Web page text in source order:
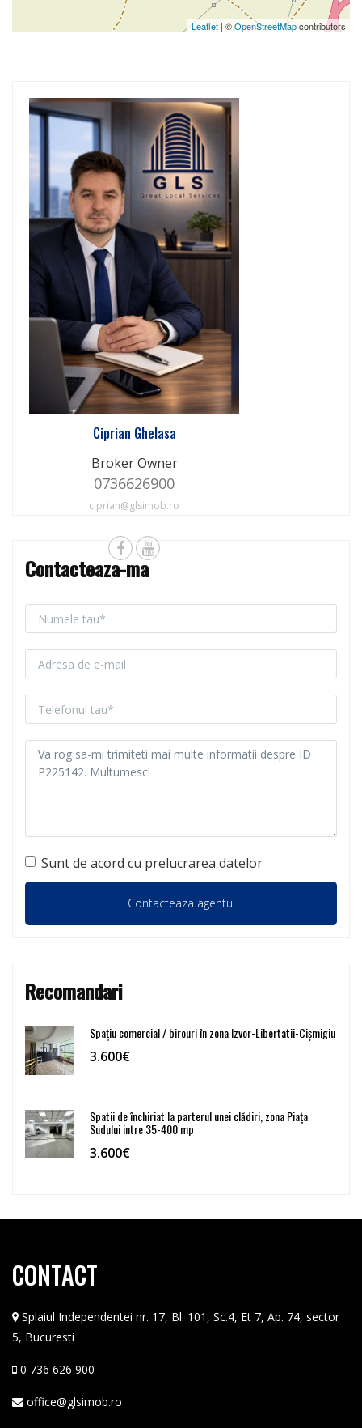
Leaflet | ©OpenStreetMapcontributors
Ciprian Ghelasa
Broker Owner
0736626900
ciprian@glsimob.ro
Contacteaza-ma
Sunt de acord cu prelucrarea datelor
Recomandari
Spațiu comercial / birouri în zona Izvor-Libertatii-Cișmigiu
3.600€
Spatii de închiriat la parterul unei clădiri, zona Piața
Sudului intre 35-400 mp
3.600€
CONTACT
Splaiul Independentei nr. 17, Bl. 101, Sc.4, Et 7, Ap. 74, sector
5, Bucuresti
0 736 626 900
office@glsimob.ro